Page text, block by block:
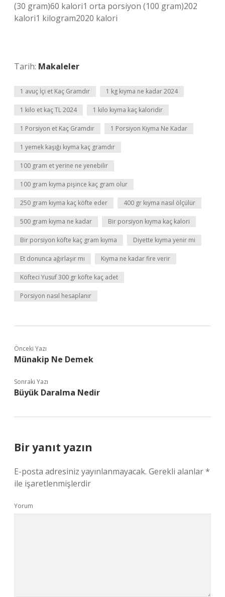
(30 gram)60 kalori1 orta porsiyon (100 gram)202
kalori1 kilogram2020 kalori
Tarih: Makaleler
1 avuç İçi et Kaç Gramdır 1 kg kıyma ne kadar 2024
1 kilo et kaç TL 2024 1 kilo kıyma kaç kaloridir
1 Porsiyon et Kaç Gramdır 1 Porsiyon Kıyma Ne Kadar
1 yemek kaşığı kıyma kaç gramdır
100 gram et yerine ne yenebilir
100 gram kıyma pişince kaç gram olur
250 gram kıyma kaç köfte eder 400 gr kıyma nasıl ölçülür
500 gram kıyma ne kadar Bir porsiyon kıyma kaç kalori
Bir porsiyon köfte kaç gram kıyma Diyette kıyma yenir mi
Et donunca ağırlaşır mı Kıyma ne kadar fire verir
Köfteci Yusuf 300 gr köfte kaç adet
Porsiyon nasıl hesaplanır
Önceki Yazı
Münakip Ne Demek
Sonraki Yazı
Büyük Daralma Nedir
Bir yanıt yazın
E-posta adresiniz yayınlanmayacak. Gerekli alanlar*
ile işaretlenmişlerdir
Yorum